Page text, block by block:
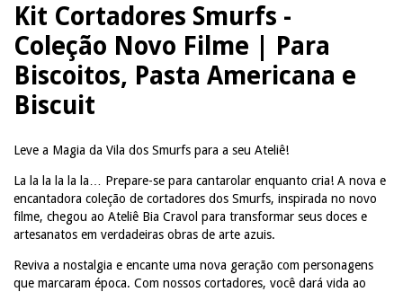
Kit Cortadores Smurfs -
Coleção Novo Filme | Para
Biscoitos, Pasta Americana e
Biscuit
Leve a Magia da Vila dos Smurfs para a seu Ateliê!
La la la la la la… Prepare-se para cantarolar enquanto cria! A nova e
encantadora coleção de cortadores dos Smurfs, inspirada no novo
filme, chegou ao Ateliê Bia Cravol para transformar seus doces e
artesanatos em verdadeiras obras de arte azuis.
Reviva a nostalgia e encante uma nova geração com personagens
que marcaram época. Com nossos cortadores, você dará vida ao